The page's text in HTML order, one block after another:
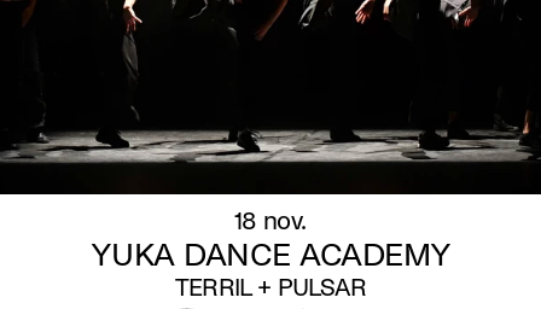
18 nov.
YUKA DANCE ACADEMY
TERRIL + PULSAR